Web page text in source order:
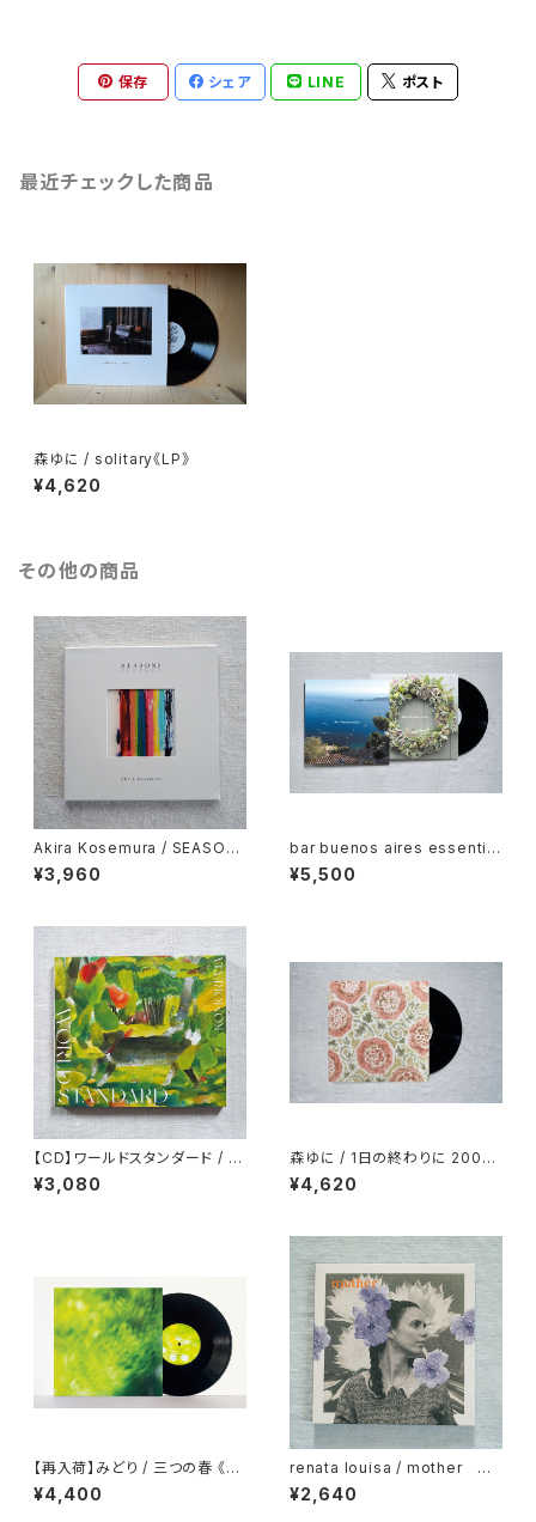
保存 シェア LINE ポスト
最近チェックした商品
森ゆに / solitary《LP》
¥4,620
その他の商品
Akira Kosemura / SEASON
S《CD》
¥3,960
bar buenos aires essential
s vol.3《レコード》8/15 relea
se ご予約受付中(数量限定)
¥5,500
【CD】ワールドスタンダード / コ
モレヴィア
¥3,080
森ゆに / 1日の終わりに 2009-
2011《LP》*2/10 released
¥4,620
【再入荷】みどり / 三つの春 《10
inch EP》
¥4,400
renata louisa / mother ※
8/7 release
¥2,640